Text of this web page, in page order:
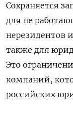
Сохраняется
для не
нерезидентов
также для
Это
компаний,
российских